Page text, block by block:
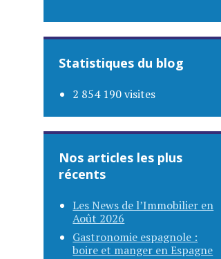
Statistiques du blog
2 854 190 visites
Nos articles les plus
récents
Les News de l’Immobilier en
Août 2026
Gastronomie espagnole :
boire et manger en Espagne